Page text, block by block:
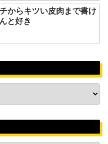
からキツい皮肉まで書け
と好き